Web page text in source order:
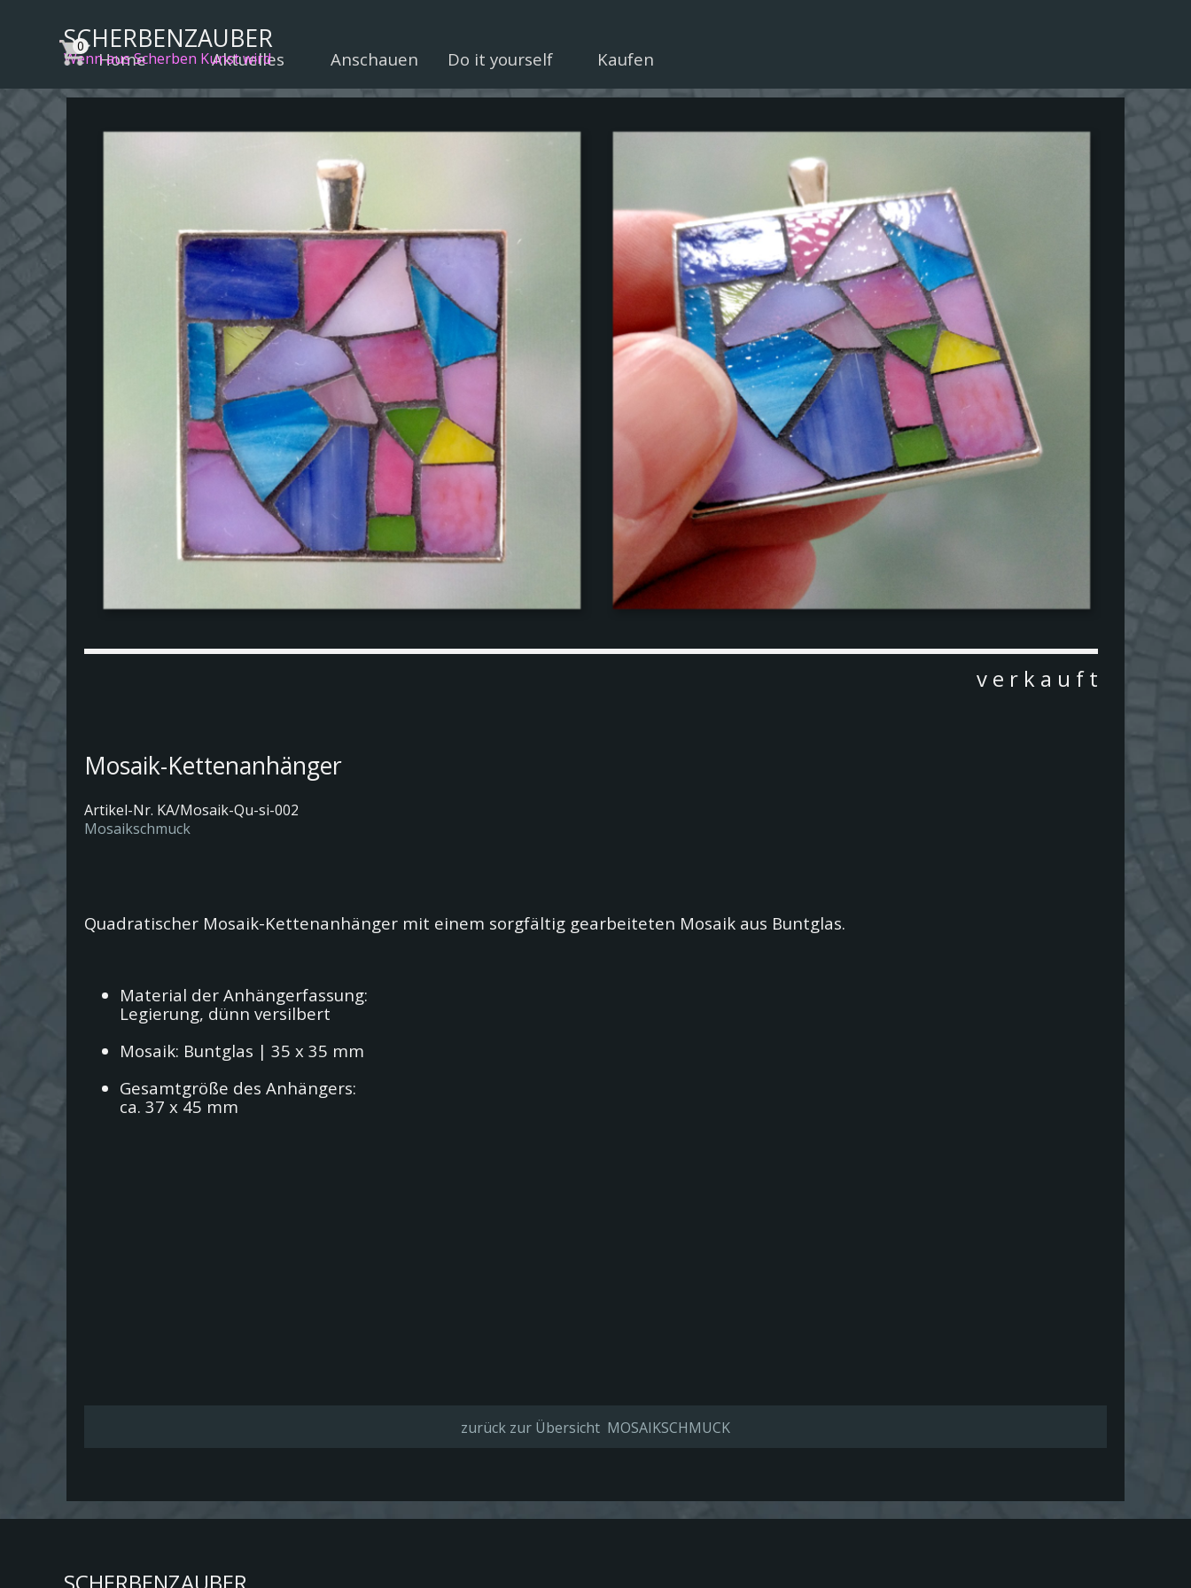
SCHERBENZAUBER
Wenn aus Scherben Kunst wird Menü überspringen
Home Aktuelles ▼
Anschauen Do it yourself Kaufen
v e r k a u f t
Mosaik-Kettenanhänger
Artikel-Nr. KA/Mosaik-Qu-si-002
Mosaikschmuck
Quadratischer Mosaik-Kettenanhänger mit einem sorgfältig gearbeiteten Mosaik aus Buntglas.
Material der Anhängerfassung:
Legierung, dünn versilbert
Mosaik: Buntglas | 35 x 35 mm
Gesamtgröße des Anhängers:
ca. 37 x 45 mm
zurück zur Übersicht MOSAIKSCHMUCK
SCHERBENZAUBER